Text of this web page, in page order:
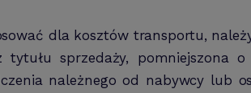
dla kosztów transportu,
sprzedaży,
należnego od nabywcy lub